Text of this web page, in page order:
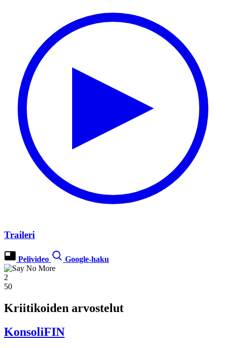
Traileri
Pelivideo Google-haku
2
50
Kriitikoiden arvostelut
KonsoliFIN